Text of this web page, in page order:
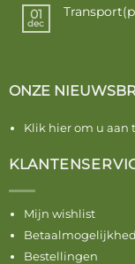
01
dec
ONZE
Klik hier om u aan
Mijn wishlist
Bestellingen